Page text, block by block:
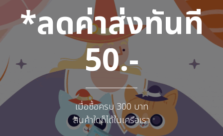
*ลดค่าส่งทันที
50.-
เมื่อซื้อครบ 300 บาท
สินค้าใดก็ได้ในเครือเรา
*ลดค่าส่งทันที
50.-
เมื่อซื้อครบ 300 บาท
สินค้าใดก็ได้ในเครือเรา